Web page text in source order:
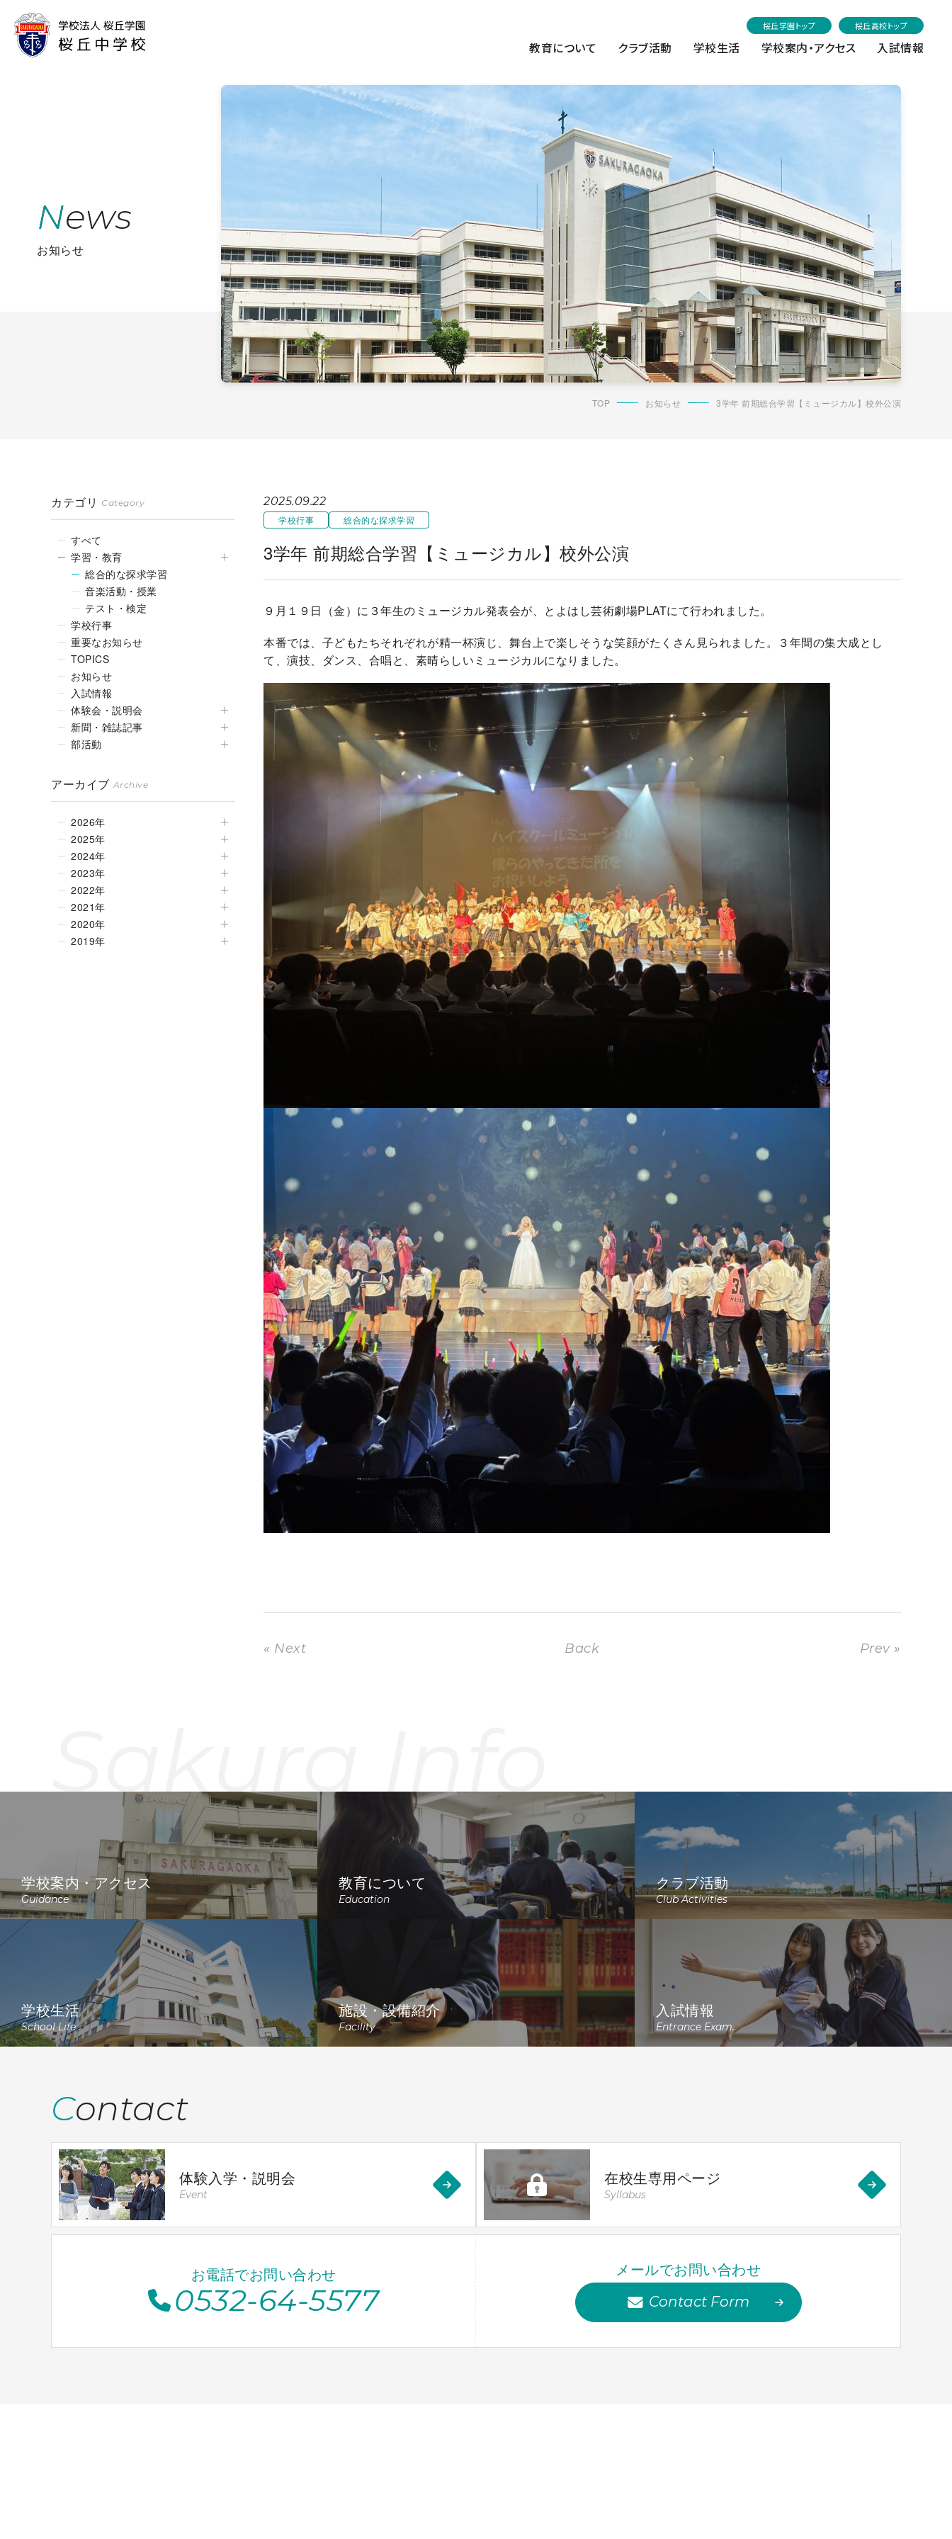
桜丘学園トップ 桜丘高校トップ
教育について クラブ活動 学校生活 学校案内・アクセス 入試情報
News
お知らせ
TOP お知らせ 3学年 前期総合学習【ミュージカル】校外公演
2025.09.22
学校行事 総合的な探求学習
3学年 前期総合学習【ミュージカル】校外公演
９月１９日（金）に３年生のミュージカル発表会が、とよはし芸術劇場PLATにて行われました。
本番では、子どもたちそれぞれが精一杯演じ、舞台上で楽しそうな笑顔がたくさん見られました。３年間の集大成とし
て、演技、ダンス、合唱と、素晴らしいミュージカルになりました。
« Next Back Prev »
カテゴリ Category
すべて
学習・教育
総合的な探求学習
音楽活動・授業
テスト・検定
学校行事
重要なお知らせ
TOPICS
お知らせ
入試情報
体験会・説明会
新聞・雑誌記事
部活動
アーカイブ Archive
2026年
2025年
2024年
2023年
2022年
2021年
2020年
2019年
学校案内・アクセス
Guidance
教育について
Education
クラブ活動
Club Activities
学校生活
School Life
施設・設備紹介
Facility
入試情報
Entrance Exam.
Contact
体験入学・説明会
Event
在校生専用ページ
Syllabus
お電話でお問い合わせ
0532-64-5577
メールでお問い合わせ
Contact Form